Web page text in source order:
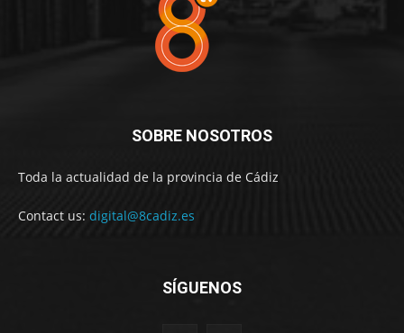
SOBRE NOSOTROS
Toda la actualidad de la provincia de Cádiz
Contact us: digital@8cadiz.es
SÍGUENOS